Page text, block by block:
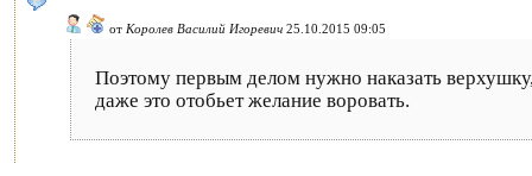
от Королев Василий Игоревич 25.10.2015 09:05
Поэтому первым делом нужно наказать
даже это отобьет желание воровать.